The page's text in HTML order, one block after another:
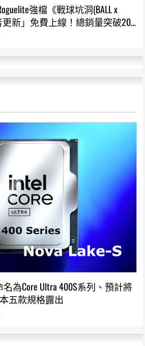
強檔《戰球坑洞(BALL x
更新」免費上線！總銷量突破200
熱銷中
名為Core Ultra 400S系列、預計將
五款規格露出